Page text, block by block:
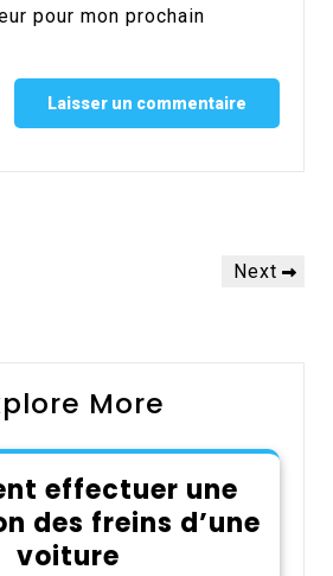
pour mon prochain
Next
Next
More
effectuer une
des freins d’une
voiture